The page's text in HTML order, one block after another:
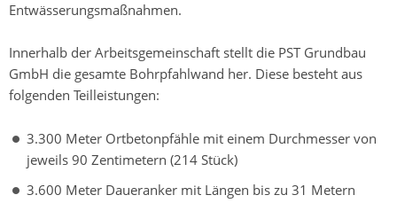
Entwässerungsmaßnahmen.
Innerhalb der Arbeitsgemeinschaft stellt die PST Grundbau
GmbH die gesamte Bohrpfahlwand her. Diese besteht aus
folgenden Teilleistungen:
3.300 Meter Ortbetonpfähle mit einem Durchmesser von
jeweils 90 Zentimetern (214 Stück)
3.600 Meter Daueranker mit Längen bis zu 31 Metern